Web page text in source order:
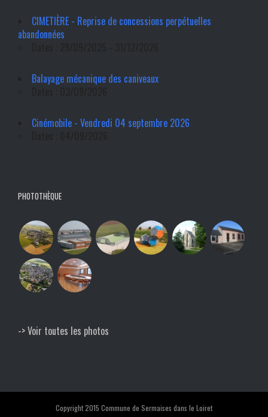
CIMETIÈRE - Reprise de concessions perpétuelles
abandonnées
Balayage mécanique des caniveaux
Cinémobile - Vendredi 04 septembre 2026
PHOTOTHÈQUE
-> Voir toutes les photos
Copyright 2015 Commune de Sermaises dans le Loiret